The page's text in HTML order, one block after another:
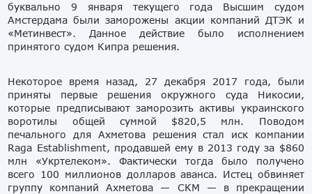
буквально 9 января текущего года Высшим судом
Амстердама были заморожены акции компаний ДТЭК и
«Метинвест». Данное действие было исполнением
принятого судом Кипра решения.
Некоторое время назад, 27 декабря 2017 года, были
приняты первые решения окружного суда Никосии,
которые предписывают заморозить активы украинского
воротилы общей суммой $820,5 млн. Поводом
печального для Ахметова решения стал иск компании
Raga Establishment, продавшей ему в 2013 году за $860
млн «Укртелеком». Фактически тогда было получено
всего 100 миллионов долларов аванса. Истец обвиняет
группу компаний Ахметова — СКМ — в прекращении